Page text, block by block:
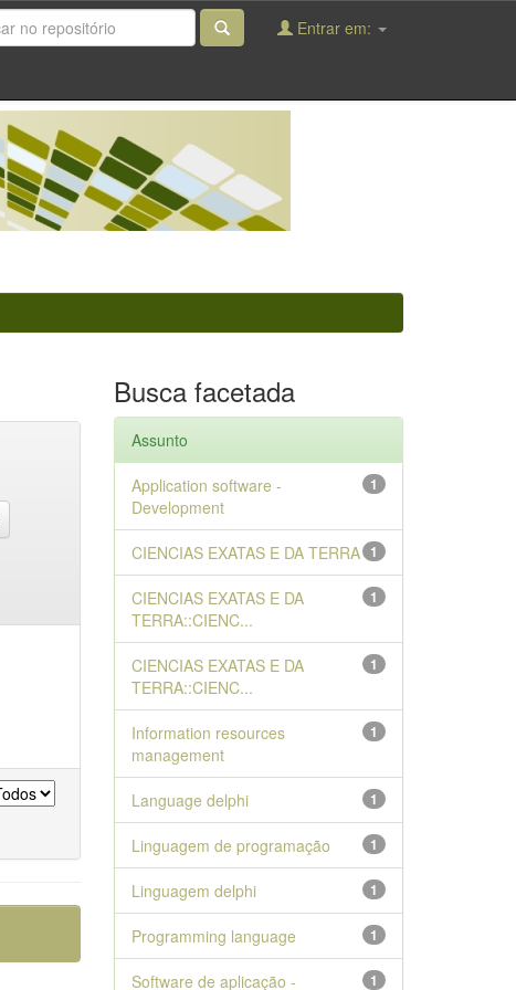
Entrar em:
Busca facetada
Assunto
1
Application software -
Development
1
CIENCIAS EXATAS E DA TERRA
1
CIENCIAS EXATAS E DA
TERRA::CIENC...
1
CIENCIAS EXATAS E DA
TERRA::CIENC...
1
Information resources
management
1
Language delphi
1
Linguagem de programação
1
Linguagem delphi
1
Programming language
1
Software de aplicação -